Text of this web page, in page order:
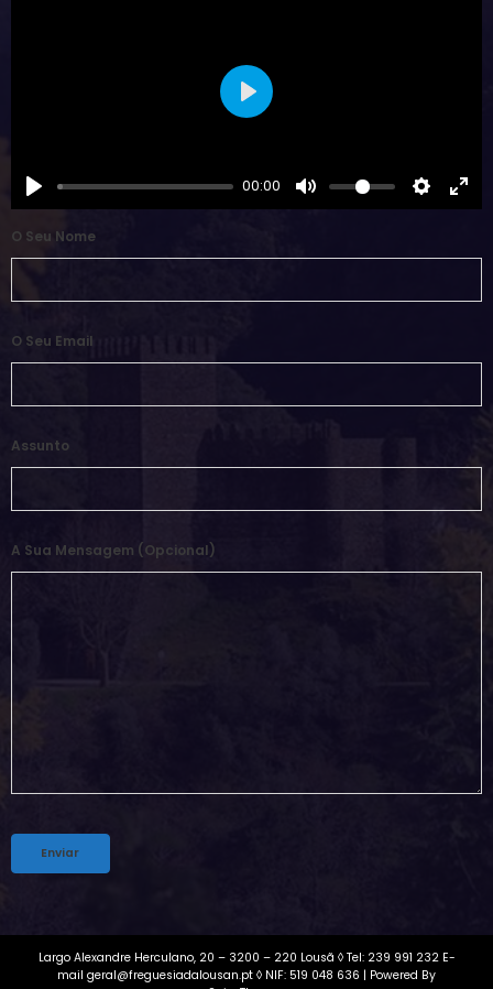
00:00
Play
O Seu Nome
O Seu Email
Assunto
A Sua Mensagem (opcional)
Largo Alexandre Herculano, 20 – 3200 – 220 Lousã ◊ Tel: 239 991 232 E-
mail geral@freguesiadalousan.pt ◊ NIF: 519 048 636 | Powered By